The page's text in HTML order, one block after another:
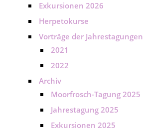
Exkursionen 2026
Herpetokurse
Vorträge der Jahrestagungen
2021
2022
Archiv
Moorfrosch-Tagung 2025
Jahrestagung 2025
Exkursionen 2025